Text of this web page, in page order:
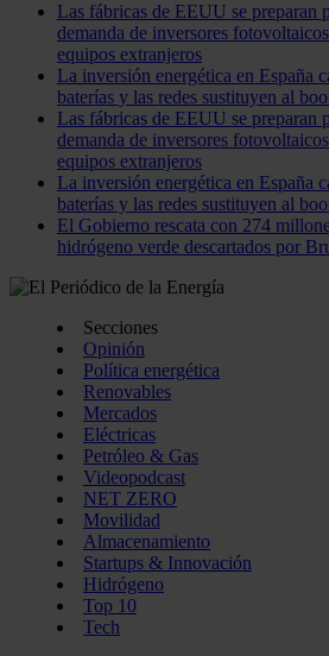
Las fábricas de EEUU se preparan
demanda de inversores
equipos extranjeros
La inversión energética en España
baterías y las redes sustituyen al
Las fábricas de EEUU se preparan
demanda de inversores
equipos extranjeros
La inversión energética en España
baterías y las redes sustituyen al
El Gobierno rescata con 274
hidrógeno verde descartados por
Secciones
Opinión
Política energética
Renovables
Mercados
Eléctricas
Petróleo & Gas
Videopodcast
NET ZERO
Movilidad
Almacenamiento
Startups & Innovación
Hidrógeno
Top 10
Tech